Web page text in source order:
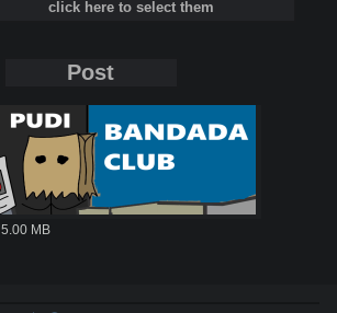
click here to select them
Post
5.00 MB